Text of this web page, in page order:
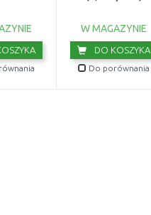
W MAGAZYNIE
DO KOSZYKA
Do porównania